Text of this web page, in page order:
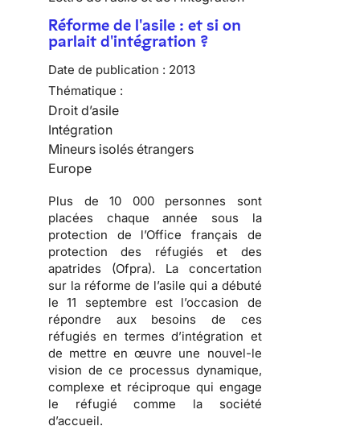
Réforme de l'asile : et si on
parlait d'intégration ?
Date de publication : 2013
Thématique :
Droit d’asile
Intégration
Mineurs isolés étrangers
Europe
Plus de 10 000 personnes sont
placées chaque année sous la
protection de l’Office français de
protection des réfugiés et des
apatrides (Ofpra). La concertation
sur la réforme de l’asile qui a débuté
le 11 septembre est l’occasion de
répondre aux besoins de ces
réfugiés en termes d’intégration et
de mettre en œuvre une nouvel-le
vision de ce processus dynamique,
complexe et réciproque qui engage
le réfugié comme la société
d’accueil.